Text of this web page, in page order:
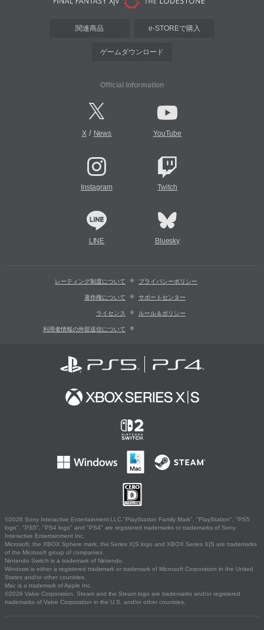
関連商品 e-STOREで購入
ゲームダウンロード
Official Information
X/ News YouTube
Instagram Twitch
LINE Bluesky
レーティング制度について プライバシーポリシー
著作権について サポートセンター
ライセンス ルール＆ポリシー
利用者情報の外部送信について
©2026 Sony Interactive Entertainment LLC."PlayStation Family Mark", "PlayStation", "PS5
logo", "PS5", "PS4 logo" and "PS4" are registered trademarks or trademarks of Sony
Interactive Entertainment Inc.
Microsoft, the XBOX Sphere mark, the Series X|S logo and XBOX Series X|S are trademarks
of the Microsoft group of companies.
Nintendo Switch is a trademark of Nintendo.
Windows is either a registered trademark or trademark of Microsoft Corporation in the United
States and/or other countries.
Mac is a trademark of Apple Inc.
©2026 Valve Corporation. Steam and the Steam logo are trademarks and/or registered
trademarks of Valve Corporation in the U.S. and/or other countries.